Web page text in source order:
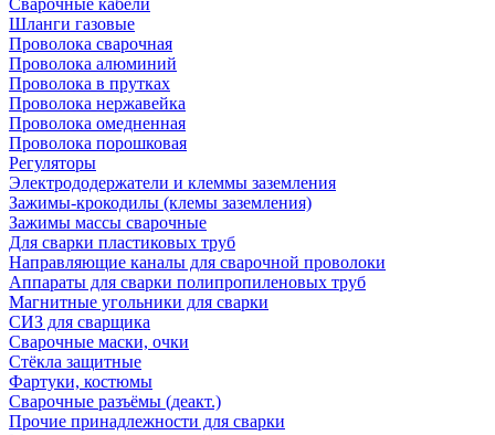
Сварочные кабели
Шланги газовые
Проволока сварочная
Проволока алюминий
Проволока в прутках
Проволока нержавейка
Проволока омедненная
Проволока порошковая
Регуляторы
Электрододержатели и клеммы заземления
Зажимы-крокодилы (клемы заземления)
Зажимы массы сварочные
Для сварки пластиковых труб
Направляющие каналы для сварочной проволоки
Аппараты для сварки полипропиленовых труб
Магнитные угольники для сварки
СИЗ для сварщика
Сварочные маски, очки
Стёкла защитные
Фартуки, костюмы
Сварочные разъёмы (деакт.)
Прочие принадлежности для сварки